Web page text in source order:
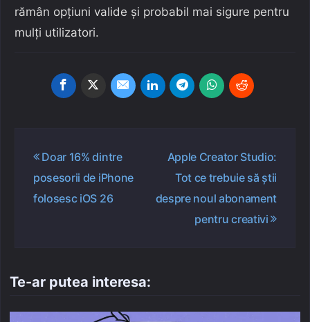
rămân opțiuni valide și probabil mai sigure pentru
mulți utilizatori.
Navigare
articole
Doar 16% dintre
posesorii de iPhone
folosesc iOS 26
Apple Creator Studio:
Tot ce trebuie să știi
despre noul abonament
pentru creativi
Te-ar putea interesa: